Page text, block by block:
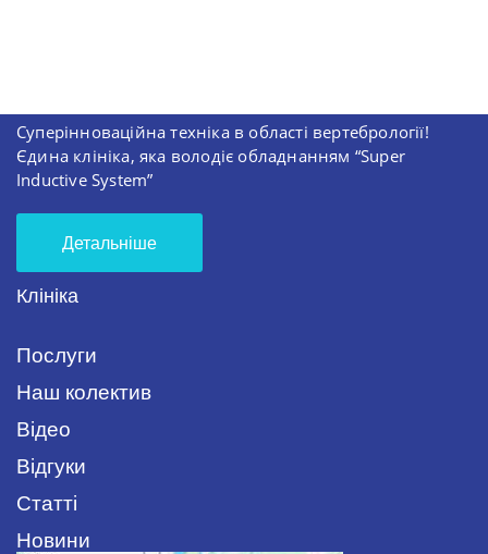
Суперінноваційна техніка в області вертебрології!
Єдина клініка, яка володіє обладнанням “Super
Inductive System”
Детальніше
Клініка
Послуги
Наш колектив
Відео
Відгуки
Статті
Новини